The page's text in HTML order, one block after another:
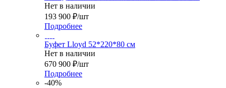
Нет в наличии
193 900 ₽/шт
Подробнее
Буфет Lloyd 52*220*80 см
Нет в наличии
670 900 ₽/шт
Подробнее
-40%